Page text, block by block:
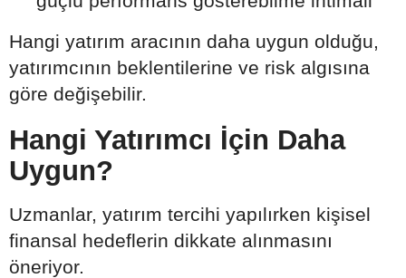
Hangi yatırım aracının daha uygun olduğu,
yatırımcının beklentilerine ve risk algısına
göre değişebilir.
Hangi Yatırımcı İçin Daha
Uygun?
Uzmanlar, yatırım tercihi yapılırken kişisel
finansal hedeflerin dikkate alınmasını
öneriyor.